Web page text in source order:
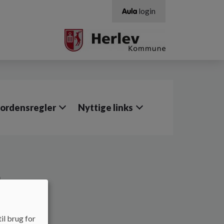
login
Nyttige links
brug for